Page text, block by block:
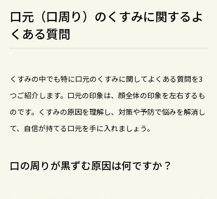
口元（口周り）のくすみに関するよ
くある質問
くすみの中でも特に口元のくすみに関してよくある質問を3
つご紹介します。口元の印象は、顔全体の印象を左右するも
のです。くすみの原因を理解し、対策や予防で悩みを解消し
て、自信が持てる口元を手に入れましょう。
口の周りが黒ずむ原因は何ですか？